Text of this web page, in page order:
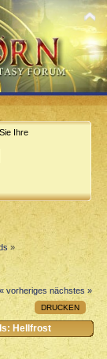
Ihre
»
« vorheriges nächstes »
DRUCKEN
Hellfrost